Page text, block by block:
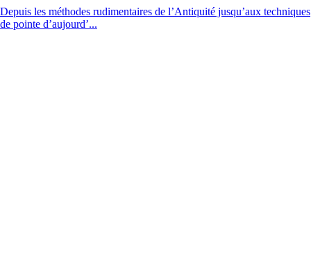
Depuis les méthodes rudimentaires de l’Antiquité jusqu’aux techniques
de pointe d’aujourd’...